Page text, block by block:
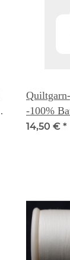
-100%
Yd. (ca
14,50 € *